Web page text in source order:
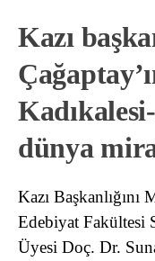
Kazı
dünya
Kazı Başkanlığını
Edebiyat Fakültesi
Üyesi Doç. Dr.